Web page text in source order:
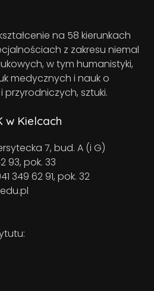
na 58 kierunkach
z zakresu niemal
w tym humanistyki,
medycznych i nauk o
przyrodniczych, sztuki.
w Kielcach
7, bud. A (i G)
93, pok. 33
349 62 91, pok. 32